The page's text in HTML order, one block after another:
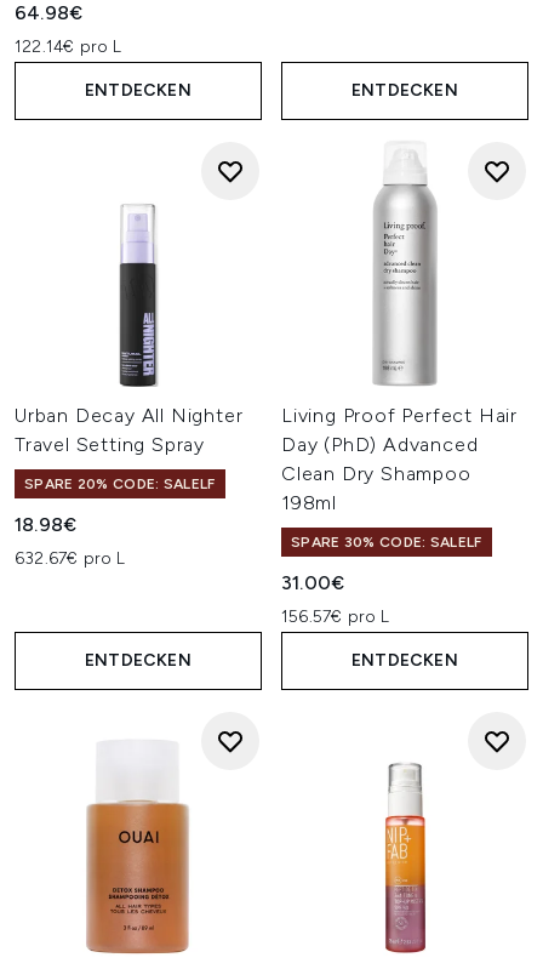
64.98€
122.14€ pro L
ENTDECKEN ENTDECKEN
Urban Decay All Nighter
Travel Setting Spray
SPARE 20% CODE: SALELF
18.98€
632.67€ pro L
ENTDECKEN
Living Proof Perfect Hair
Day (PhD) Advanced
Clean Dry Shampoo
198ml
SPARE 30% CODE: SALELF
31.00€
156.57€ pro L
ENTDECKEN